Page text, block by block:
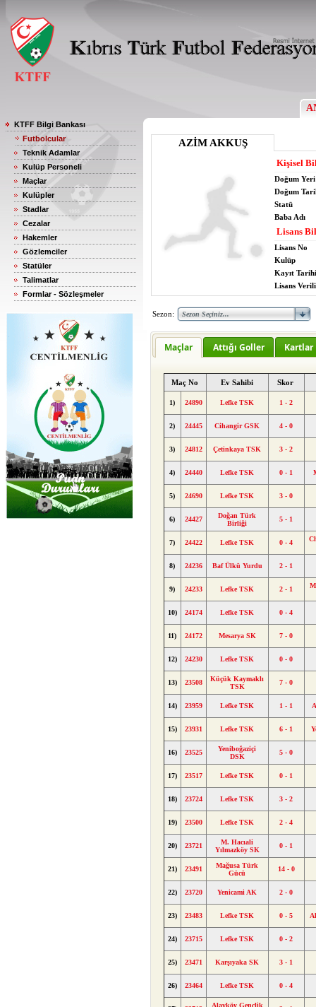
KTFF Bilgi Bankası
Futbolcular
Teknik Adamlar
Kulüp Personeli
Maçlar
Kulüpler
Stadlar
Cezalar
Hakemler
Gözlemciler
Statüler
Talimatlar
Formlar - Sözleşmeler
AZİM AKKUŞ
Kişisel
Doğum Yeri
Doğum
Statü
Baba Adı
Lisans
Lisans No
Kulüp
Kayıt Tarihi
Lisans
Sezon:
Maçlar Attığı Goller Kartlar
Maç No Ev Sahibi Skor
1) 24890 Lefke TSK 1 - 2
2) 24445 Cihangir GSK 4 - 0
3) 24812 Çetinkaya TSK 3 - 2
4) 24440 Lefke TSK 0 - 1
5) 24690 Lefke TSK 3 - 0
6) 24427
Doğan Türk
Birliği
5 - 1
7) 24422 Lefke TSK 0 - 4
8) 24236 Baf Ülkü Yurdu 2 - 1
9) 24233 Lefke TSK 2 - 1
10) 24174 Lefke TSK 0 - 4
11) 24172 Mesarya SK 7 - 0
12) 24230 Lefke TSK 0 - 0
13) 23508
Küçük Kaymaklı
TSK
7 - 0
14) 23959 Lefke TSK 1 - 1
15) 23931 Lefke TSK 6 - 1
16) 23525
Yeniboğaziçi
DSK
5 - 0
17) 23517 Lefke TSK 0 - 1
18) 23724 Lefke TSK 3 - 2
19) 23500 Lefke TSK 2 - 4
20) 23721
M. Hacıali
Yılmazköy SK
0 - 1
21) 23491
Mağusa Türk
Gücü
14 - 0
22) 23720 Yenicami AK 2 - 0
23) 23483 Lefke TSK 0 - 5
24) 23715 Lefke TSK 0 - 2
25) 23471 Karşıyaka SK 3 - 1
26) 23464 Lefke TSK 0 - 4
Alayköy Gençlik